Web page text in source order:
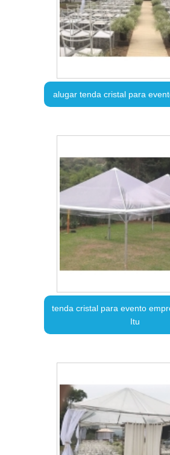
alugar tenda cristal para
tenda cristal para evento
Itu